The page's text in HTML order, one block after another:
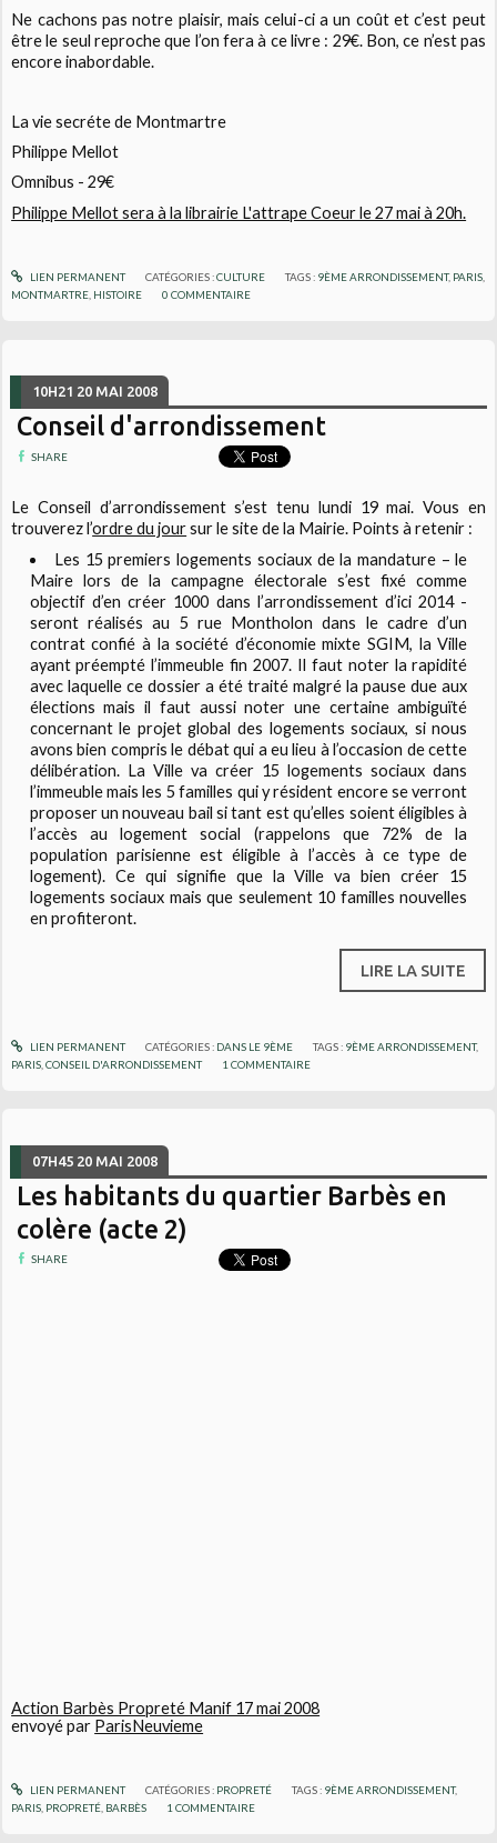
Ne cachons pas notre plaisir, mais celui-ci a un coût et c’est peut
être le seul reproche que l’on fera à ce livre : 29€. Bon, ce n’est pas
encore inabordable.
La vie secréte de Montmartre
Philippe Mellot
Omnibus - 29€
Philippe Mellot sera à la librairie L'attrape Coeur le 27 mai à 20h.
LIEN PERMANENT CATÉGORIES :CULTURE TAGS : 9ÈME ARRONDISSEMENT, PARIS
MONTMARTRE HISTOIRE 0 COMMENTAIRE
10H21 20 MAI 2008
Conseil d'arrondissement
SHARE
Le Conseil d’arrondissement s’est tenu lundi 19 mai. Vous en
trouverez l’ordre du joursur le site de la Mairie. Points à retenir :
Les 15 premiers logements sociaux de la mandature – le
Maire lors de la campagne électorale s’est fixé comme
objectif d’en créer 1000 dans l’arrondissement d’ici 2014 -
seront réalisés au 5 rue Montholon dans le cadre d’un
contrat confié à la société d’économie mixte SGIM, la Ville
ayant préempté l’immeuble fin 2007. Il faut noter la rapidité
avec laquelle ce dossier a été traité malgré la pause due aux
élections mais il faut aussi noter une certaine ambiguïté
concernant le projet global des logements sociaux, si nous
avons bien compris le débat qui a eu lieu à l’occasion de cette
délibération. La Ville va créer 15 logements sociaux dans
l’immeuble mais les 5 familles qui y résident encore se verront
proposer un nouveau bail si tant est qu’elles soient éligibles à
l’accès au logement social (rappelons que 72% de la
population parisienne est éligible à l’accès à ce type de
logement). Ce qui signifie que la Ville va bien créer 15
logements sociaux mais que seulement 10 familles nouvelles
en profiteront.
LIRE LA SUITE
LIEN PERMANENT CATÉGORIES : DANS LE 9ÈME TAGS : 9ÈME ARRONDISSEMENT,
PARIS ,CONSEIL D'ARRONDISSEMENT 1 COMMENTAIRE
07H45 20 MAI 2008
Les habitants du quartier Barbès en
colère (acte 2)
SHARE
Action Barbès Propreté Manif 17 mai 2008
envoyé par ParisNeuvieme
LIEN PERMANENT CATÉGORIES : PROPRETÉ TAGS : 9ÈME ARRONDISSEMENT,
PARIS PROPRETÉ BARBÈS 1 COMMENTAIRE